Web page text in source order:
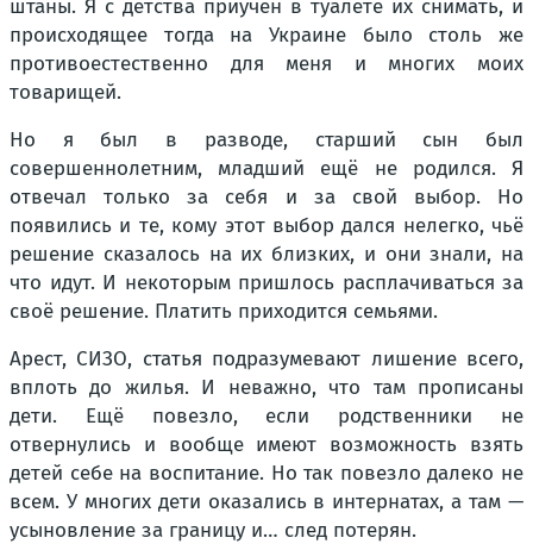
штаны. Я с детства приучен в туалете их снимать, и
происходящее тогда на Украине было столь же
противоестественно для меня и многих моих
товарищей.
Но я был в разводе, старший сын был
совершеннолетним, младший ещё не родился. Я
отвечал только за себя и за свой выбор. Но
появились и те, кому этот выбор дался нелегко, чьё
решение сказалось на их близких, и они знали, на
что идут. И некоторым пришлось расплачиваться за
своё решение. Платить приходится семьями.
Арест, СИЗО, статья подразумевают лишение всего,
вплоть до жилья. И неважно, что там прописаны
дети. Ещё повезло, если родственники не
отвернулись и вообще имеют возможность взять
детей себе на воспитание. Но так повезло далеко не
всем. У многих дети оказались в интернатах, а там —
усыновление за границу и… след потерян.